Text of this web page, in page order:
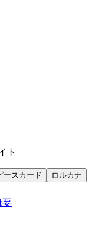
ト
ースカード
ロルカナ
要